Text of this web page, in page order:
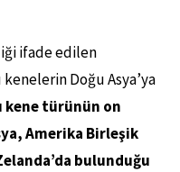
ifade edilen
Doğu Asya’ya
kene türünün on
Amerika Birleşik
bulunduğu